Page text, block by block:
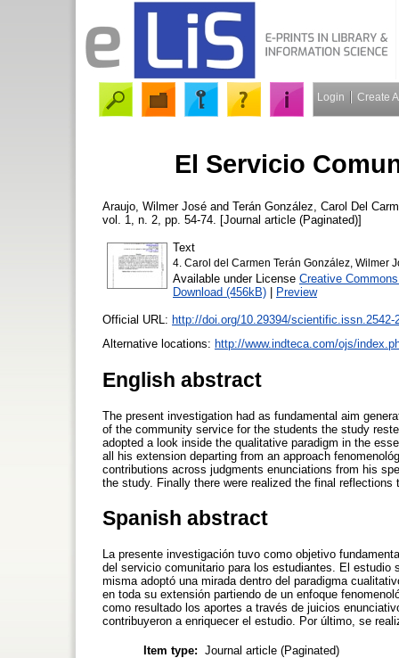
Login Create
El Servicio
Araujo, Wilmer José and Terán González, Carol Del
vol. 1, n. 2, pp. 54-74. [Journal article (Paginated)]
Text
4. Carol del Carmen Terán González, Wilmer
Available under License Creative
Download (456kB) | Preview
Official URL: http://doi.org/10.29394/scientific.issn.2542-
Alternative locations: http://www.indteca.com/ojs/
English abstract
The present investigation had as fundamental aim
of the community service for the students the study
adopted a look inside the qualitative paradigm in the
all his extension departing from an approach
contributions across judgments enunciations from his
the study. Finally there were realized the final
Spanish abstract
La presente investigación tuvo como objetivo
del servicio comunitario para los estudiantes. El
misma adoptó una mirada dentro del paradigma
en toda su extensión partiendo de un enfoque
como resultado los aportes a través de juicios
contribuyeron a enriquecer el estudio. Por último, se
Item type: Journal article (Paginated)